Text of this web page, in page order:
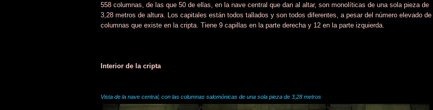
558 columnas, de las que 50 de ellas, en la nave central que dan al altar, son monolíticas de una sola pieza de
3,28 metros de altura. Los capitales están todos tallados y son todos diferentes, a pesar del número elevado de
columnas que existe en la cripta. Tiene 9 capillas en la parte derecha y 12 en la parte izquierda.
Interior de la cripta
Vista de la nave central, con las columnas salomónicas de una sola pieza de 3,28 metros